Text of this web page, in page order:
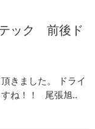
ック 前後ド
きました。 ドライ
すね！！ 尾張旭..